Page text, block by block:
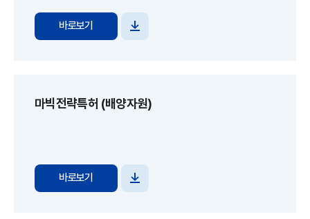
바로보기
파일
마빅전략특허 (배양자원)
바로보기
파일